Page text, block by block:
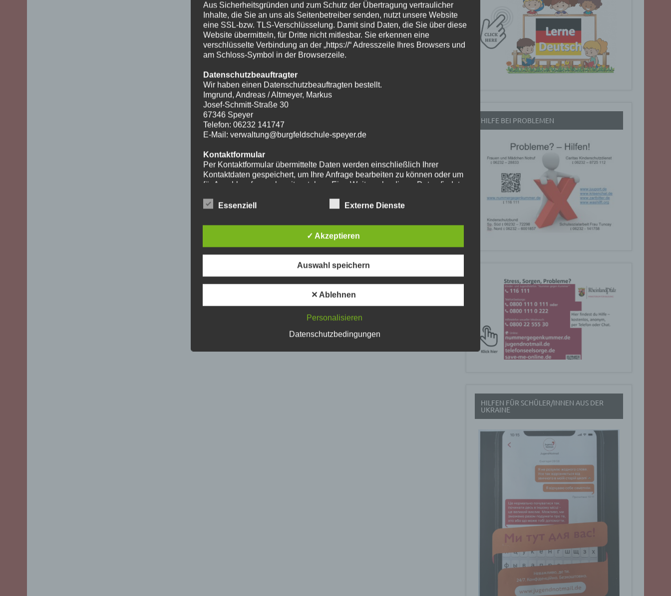
HILFE BEI PROBLEMEN
HILFEN FÜR SCHÜLER/INNEN AUS DER
UKRAINE
Aus Sicherheitsgründen und zum Schutz der Übertragung vertraulicher
Inhalte, die Sie an uns als Seitenbetreiber senden, nutzt unsere Website
eine SSL-bzw. TLS-Verschlüsselung. Damit sind Daten, die Sie über diese
Website übermitteln, für Dritte nicht mitlesbar. Sie erkennen eine
verschlüsselte Verbindung an der „https://“ Adresszeile Ihres Browsers und
am Schloss-Symbol in der Browserzeile.
Datenschutzbeauftragter
Wir haben einen Datenschutzbeauftragten bestellt.
Imgrund, Andreas / Altmeyer, Markus
Josef-Schmitt-Straße 30
67346 Speyer
Telefon: 06232 141747
E-Mail: verwaltung@burgfeldschule-speyer.de
Kontaktformular
Per Kontaktformular übermittelte Daten werden einschließlich Ihrer
Kontaktdaten gespeichert, um Ihre Anfrage bearbeiten zu können oder um
für Anschlussfragen bereitzustehen. Eine Weitergabe dieser Daten findet
Die Verarbeitung der in das Kontaktformular eingegebenen Daten erfolgt
DSGVO). Ein Widerruf Ihrer bereits erteilten Einwilligung ist jederzeit
möglich. Für den Widerruf genügt eine formlose Mitteilung per E-Mail. Die
Datenverarbeitungsvorgänge bleibt vom Widerruf unberührt.
Über das Kontaktformular übermittelte Daten verbleiben bei uns, bis Sie
uns zur Löschung auffordern, Ihre Einwilligung zur Speicherung widerrufen
oder keine Notwendigkeit der Datenspeicherung mehr besteht. Zwingende
gesetzliche Bestimmungen - insbesondere Aufbewahrungsfristen - bleiben
unberührt.
Für Integration und Darstellung von Videoinhalten nutzt unsere Website
Cherry Ave., San Bruno, CA 94066, USA.
Essenziell Externe Dienste
✓ Akzeptieren
Auswahl speichern
✕ Ablehnen
Personalisieren
Datenschutzbedingungen